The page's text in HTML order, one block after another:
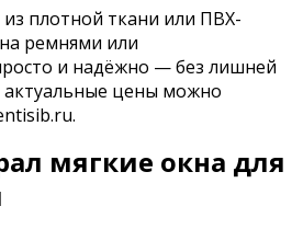
плотной ткани или ПВХ-
ремнями или
и надёжно — без лишней
актуальные цены можно
мягкие окна для